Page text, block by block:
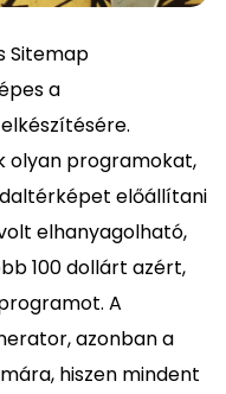
Sitemap
a
olyan programokat,
előállítani
elhanyagolható,
100 dollárt azért,
A
azonban a
hiszen mindent